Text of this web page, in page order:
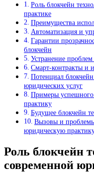
Роль блокчейн
практике
Преимущества
Автоматизация и
Гарантии
блокчейн
Устранение
Смарт-контракты и
Потенциал
юридических услуг
Примеры
практику
Будущее блокчейн
Вызовы и
юридическую
Роль блокчейн
современной